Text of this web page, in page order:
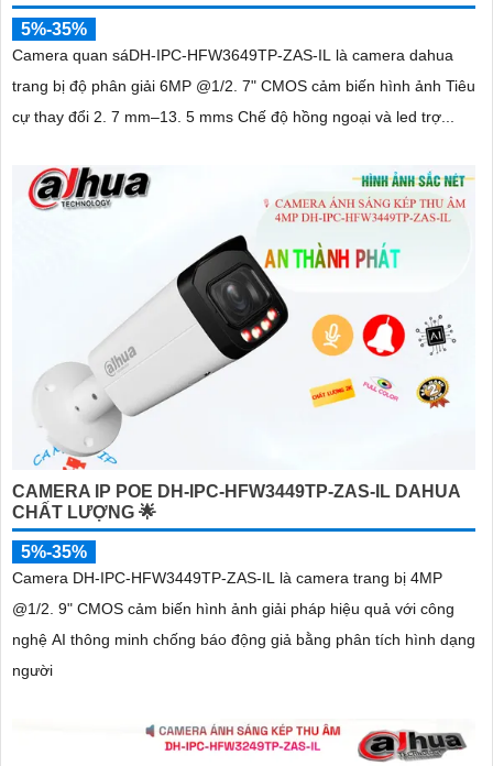
5%-35%
Camera quan sáDH-IPC-HFW3649TP-ZAS-IL là camera dahua
trang bị độ phân giải 6MP @1/2. 7" CMOS cảm biến hình ảnh Tiêu
cự thay đổi 2. 7 mm–13. 5 mms Chế độ hồng ngoại và led trợ...
CAMERA IP POE DH-IPC-HFW3449TP-ZAS-IL DAHUA
CHẤT LƯỢNG 🌟
5%-35%
Camera DH-IPC-HFW3449TP-ZAS-IL là camera trang bị 4MP
@1/2. 9" CMOS cảm biến hình ảnh giải pháp hiệu quả với công
nghệ AI thông minh chống báo động giả bằng phân tích hình dạng
người